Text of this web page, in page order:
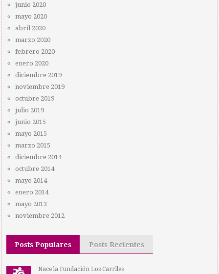
junio 2020
mayo 2020
abril 2020
marzo 2020
febrero 2020
enero 2020
diciembre 2019
noviembre 2019
octubre 2019
julio 2019
junio 2015
mayo 2015
marzo 2015
diciembre 2014
octubre 2014
mayo 2014
enero 2014
mayo 2013
noviembre 2012
Posts Populares Posts Recientes
Nace la Fundación Los Carriles